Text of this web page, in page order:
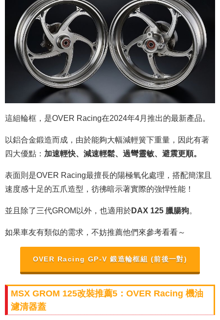
這組輪框，是OVER Racing在2024年4月推出的最新產品。
以鋁合金鍛造而成，由於能夠大幅減輕簧下重量，因此有著
四大優點： 加速輕快、減速輕鬆、過彎靈敏、避震更順。
表面則是OVER Racing最擅長的陽極氧化處理，搭配簡潔且
速度感十足的五爪造型，彷彿暗示著實際的強悍性能！
並且除了三代GROM以外，也適用於DAX 125 臘腸狗
如果車友有類似的需求，不妨推薦他們來參考看看～
OVER Racing GP-V 鍛造輪框組 (前後一對)
MSX GROM 125改裝推薦5：OVER Racing 機油
濾清器蓋